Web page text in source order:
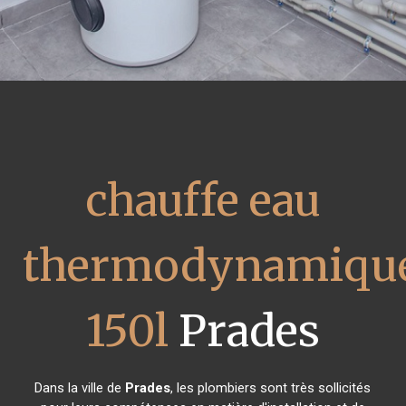
chauffe eau
150l Prades
Dans la ville de Prades, les plombiers sont très sollicités